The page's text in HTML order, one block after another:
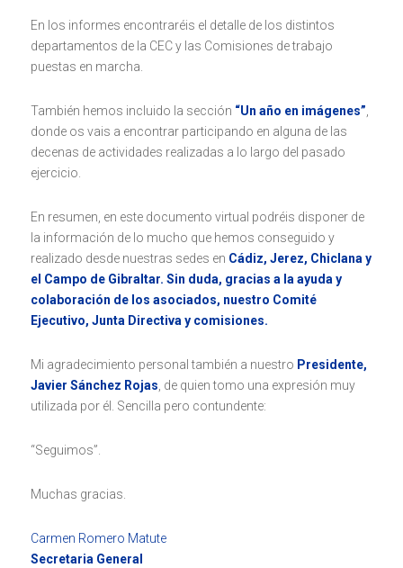
En los informes encontraréis el detalle de los distintos
departamentos de la CEC y las Comisiones de trabajo
puestas en marcha.
También hemos incluido la sección “Un año en imágenes”
donde os vais a encontrar participando en alguna de las
decenas de actividades realizadas a lo largo del pasado
ejercicio.
En resumen, en este documento virtual podréis disponer de
la información de lo mucho que hemos conseguido y
realizado desde nuestras sedes en Cádiz, Jerez, Chiclana y
el Campo de Gibraltar. Sin duda, gracias a la ayuda y
colaboración de los asociados, nuestro Comité
Ejecutivo, Junta Directiva y comisiones.
Mi agradecimiento personal también a nuestro Presidente,
Javier Sánchez Rojas , de quien tomo una expresión muy
utilizada por él. Sencilla pero contundente:
“Seguimos”.
Muchas gracias.
Carmen Romero Matute
Secretaria General